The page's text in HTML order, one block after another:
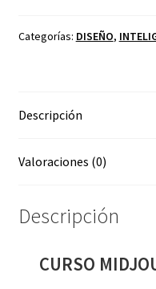
cantidad
Categorías: DISEÑO,
Descripción
Valoraciones (0)
Descripción
CURSO